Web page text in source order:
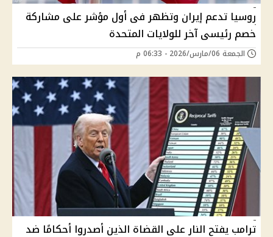
روسيا تدعم إيران وتظهر فى أول مؤشر على مشاركة
خصم رئيسى آخر للولايات المتحدة
الجمعة 06/مارس/2026 - 06:33 م
ترامب يفتح النار على القضاة الذين أصدروا أحكامًا ضد